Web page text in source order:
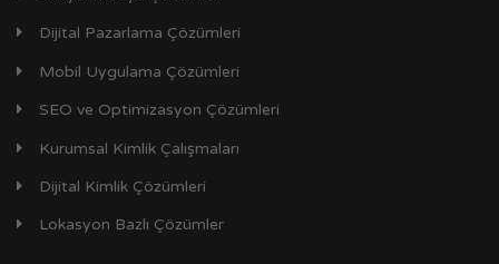
Dijital Pazarlama Çözümleri
Mobil Uygulama Çözümleri
SEO ve Optimizasyon Çözümleri
Kurumsal Kimlik Çalışmaları
Dijital Kimlik Çözümleri
Lokasyon Bazlı Çözümler